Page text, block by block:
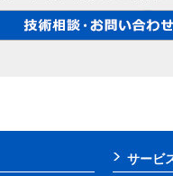
サービ